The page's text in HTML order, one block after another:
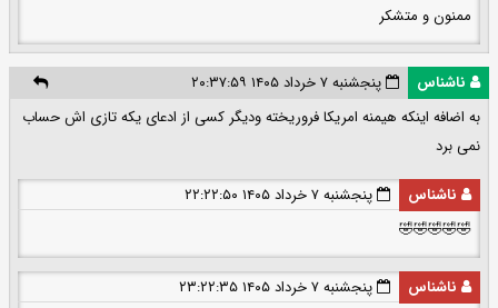
ممنون و متشکر
ناشناس
پنجشنبه ۷ خرداد ۱۴۰۵ ۲۰:۳۷:۵۹
به اضافه اینکه هیمنه امریکا فروریخته ودیگر کسی از ادعای یکه تازی اش حساب
نمی برد
ناشناس
پنجشنبه ۷ خرداد ۱۴۰۵ ۲۲:۲۲:۵۰
🤣🤣🤣🤣🤣
ناشناس
پنجشنبه ۷ خرداد ۱۴۰۵ ۲۳:۲۲:۳۵